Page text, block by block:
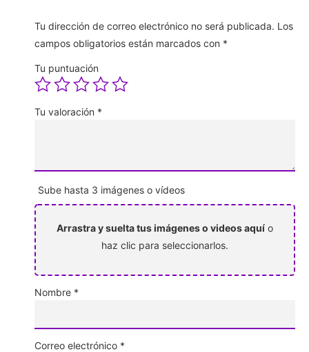
Tu dirección de correo electrónico no será publicada. Los
campos obligatorios están marcados con *
Tu puntuación
Tu valoración *
Sube hasta 3 imágenes o vídeos
Arrastra y suelta tus imágenes o videos aquí o
haz clic para seleccionarlos.
Nombre *
Correo electrónico *